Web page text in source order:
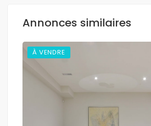
Annonces similaires
À VENDRE